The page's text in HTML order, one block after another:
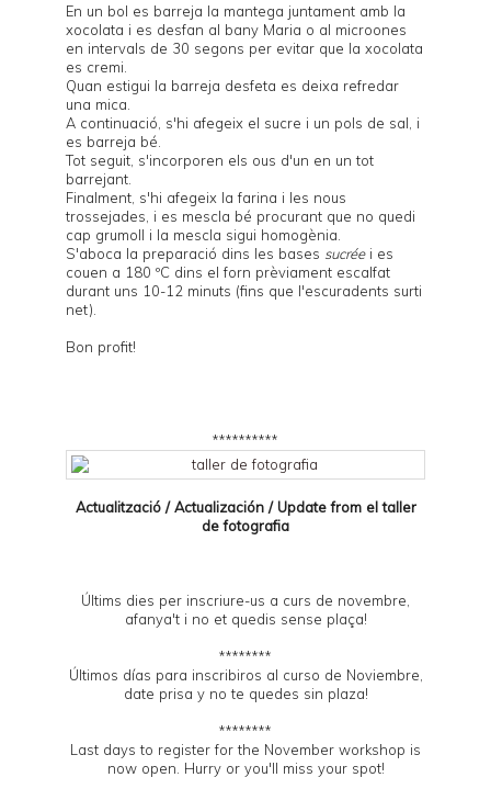
En un bol es barreja la mantega juntament amb la
xocolata i es desfan al bany Maria o al microones
en intervals de 30 segons per evitar que la xocolata
es cremi.
Quan estigui la barreja desfeta es deixa refredar
una mica.
A continuació, s'hi afegeix el sucre i un pols de sal, i
es barreja bé.
Tot seguit, s'incorporen els ous d'un en un tot
barrejant.
Finalment, s'hi afegeix la farina i les nous
trossejades, i es mescla bé procurant que no quedi
cap grumoll i la mescla sigui homogènia.
S'aboca la preparació dins les bases sucréei es
couen a 180 ºC dins el forn prèviament escalfat
durant uns 10-12 minuts (fins que l'escuradents surti
net).
Bon profit!
**********
Actualització / Actualización / Update from eltaller
de fotografia
Últims dies per inscriure-us a curs de novembre,
afanya't i no et quedis sense plaça!
********
Últimos días para inscribiros al curso de Noviembre,
date prisa y no te quedes sin plaza!
********
Last days to register for the November workshop is
now open. Hurry or you'll miss your spot!